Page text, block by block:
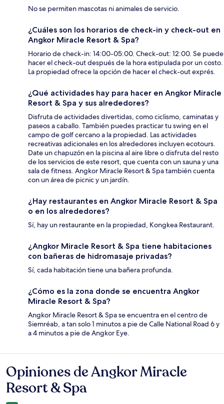
No se permiten mascotas ni animales de servicio.
¿Cuáles son los horarios de check-in y check-out en
Angkor Miracle Resort & Spa?
Horario de check-in: 14:00-05:00. Check-out: 12:00. Se puede
hacer el check-out después de la hora estipulada por un costo.
La propiedad ofrece la opción de hacer el check-out exprés.
¿Qué actividades hay para hacer en Angkor Miracle
Resort & Spa y sus alrededores?
Disfruta de actividades divertidas, como ciclismo, caminatas y
paseos a caballo. También puedes practicar tu swing en el
campo de golf cercano a la propiedad. Las actividades
recreativas adicionales en los alrededores incluyen ecotours.
Date un chapuzón en la piscina al aire libre o disfruta del resto
de los servicios de este resort, que cuenta con un sauna y una
sala de fitness. Angkor Miracle Resort & Spa también cuenta
con un área de picnic y un jardín.
¿Hay restaurantes en Angkor Miracle Resort & Spa
o en los alrededores?
Sí, hay un restaurante en la propiedad, Kongkea Restaurant.
¿Angkor Miracle Resort & Spa tiene habitaciones
con bañeras de hidromasaje privadas?
Sí, cada habitación tiene una bañera profunda.
¿Cómo es la zona donde se encuentra Angkor
Miracle Resort & Spa?
Angkor Miracle Resort & Spa se encuentra en el centro de
Siemréab, a tan solo 1 minutos a pie de Calle National Road 6 y
a 4 minutos a pie de Angkor Eye.
Opiniones
Opiniones de Angkor Miracle
Resort & Spa